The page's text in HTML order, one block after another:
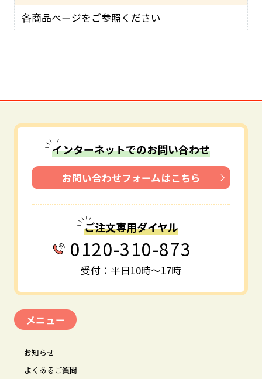
各商品ページをご参照ください
インターネットでのお問い合わせ
お問い合わせフォームはこちら
ご注文専用ダイヤル
0120-310-873
受付：平日10時～17時
メニュー
お知らせ
よくあるご質問